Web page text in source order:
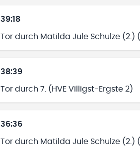
39:18
Tor durch Matilda Jule Schulze (2.)
38:39
Tor durch 7. (HVE Villigst-Ergste 2)
36:36
Tor durch Matilda Jule Schulze (2.)